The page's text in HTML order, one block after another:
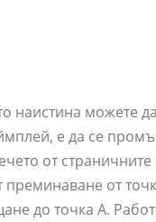
наистина можете
е да се
от страничните
преминаване от
до точка А.